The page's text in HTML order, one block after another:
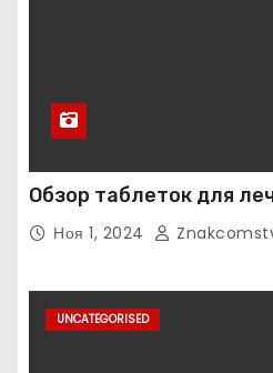
Обзор таблеток для
Ноя 1, 2024
UNCATEGORISED